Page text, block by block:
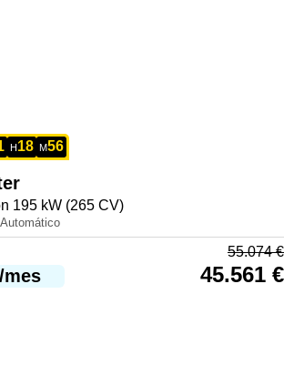
H18 M56
195 kW (265 CV)
Automático
/mes
55.074€
45.561 €